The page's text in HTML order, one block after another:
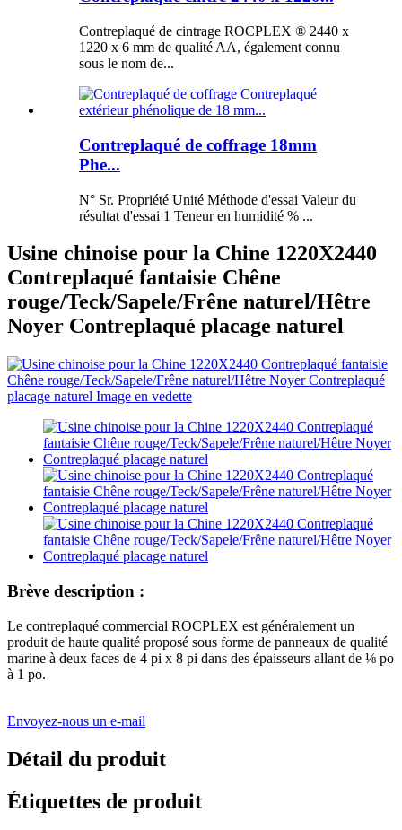
Contreplaqué de cintrage ROCPLEX ® 2440 x
1220 x 6 mm de qualité AA, également connu
sous le nom de...
Contreplaqué de coffrage 18mm
Phe...
N° Sr. Propriété Unité Méthode d'essai Valeur du
résultat d'essai 1 Teneur en humidité % ...
Usine chinoise pour la Chine 1220X2440
Contreplaqué fantaisie Chêne
rouge/Teck/Sapele/Frêne naturel/Hêtre
Noyer Contreplaqué placage naturel
Brève description :
Le contreplaqué commercial ROCPLEX est généralement un
produit de haute qualité proposé sous forme de panneaux de qualité
marine à deux faces de 4 pi x 8 pi dans des épaisseurs allant de ⅛ po
à 1 po.
Envoyez-nous un e-mail
Détail du produit
Étiquettes de produit